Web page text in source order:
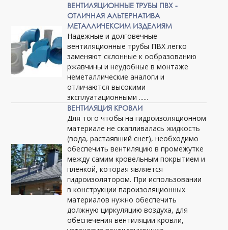
ВЕНТИЛЯЦИОННЫЕ ТРУБЫ ПВХ -
ОТЛИЧНАЯ АЛЬТЕРНАТИВА
МЕТАЛЛИЧЕКСИМ ИЗДЕЛИЯМ
Надежные и долговечные
вентиляционные трубы ПВХ легко
заменяют склонные к ообразованию
ржавчины и неудобные в монтаже
неметаллические аналоги и
отличаются высокими
эксплуатационными ......
ВЕНТИЛЯЦИЯ КРОВЛИ
Для того чтобы на гидроизоляционном
материале не скапливалась жидкость
(вода, растаявший снег), необходимо
обеспечить вентиляцию в промежутке
между самим кровельным покрытием и
пленкой, которая является
гидроизолятором. При использовании
в конструкции пароизоляционных
материалов нужно обеспечить
должную циркуляцию воздуха, для
обеспечения вентиляции кровли,